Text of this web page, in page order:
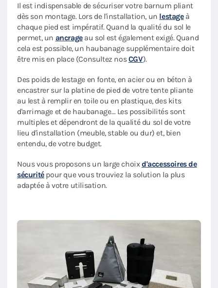
Il est indispensable de sécuriser votre barnum pliant
dès son montage. Lors de l'installation, un lestageà
chaque pied est impératif. Quand la qualité du sol le
permet, un ancrageau sol est également exigé. Quand
cela est possible, un haubanage supplémentaire doit
être mis en place (Consultez nosCGV).
Des poids de lestage en fonte, en acier ou en béton à
encastrer sur la platine de pied de votre tente pliante
au lest à remplir en toile ou en plastique, des kits
d'arrimage et de haubanage… Les possibilités sont
multiples et dépendront de la qualité du sol de votre
lieu d'installation (meuble, stable ou dur) et, bien
entendu, de votre budget.
Nous vous proposons un large choixd'accessoires de
sécuritépour que vous trouviez la solution la plus
adaptée à votre utilisation.